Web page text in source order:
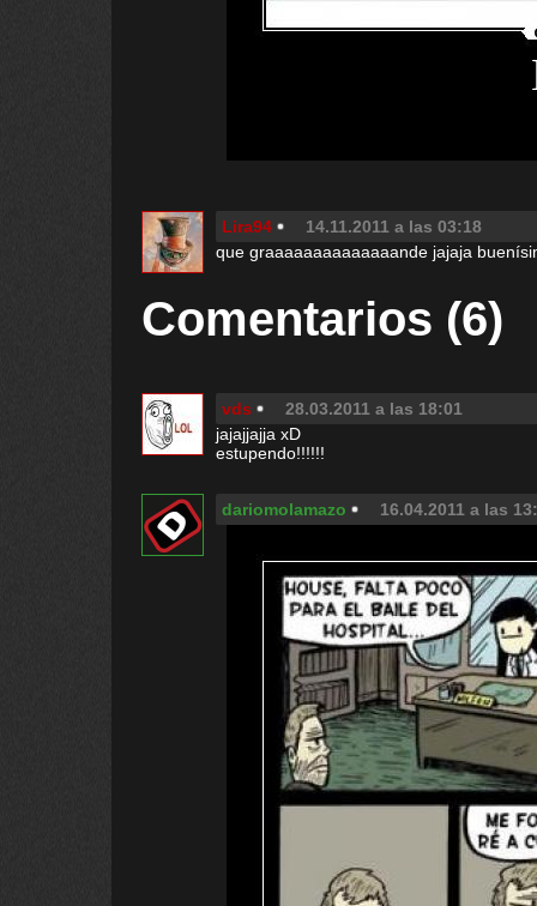
Lira94
14.11.2011 a las 03:18
que graaaaaaaaaaaaaande jajaja
Comentarios (6)
vds
28.03.2011 a las 18:01
jajajjajja xD
estupendo!!!!!!
dariomolamazo 16.04.2011 a las